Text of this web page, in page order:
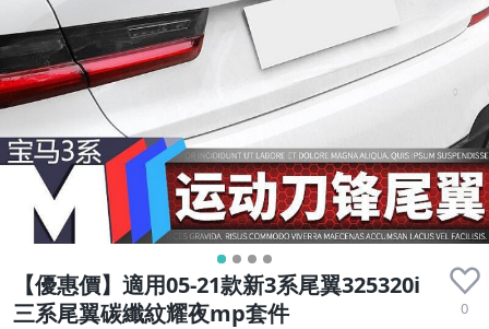
【優惠價】適用05-21款新3系尾翼325320i
三系尾翼碳纖紋耀夜mp套件
0